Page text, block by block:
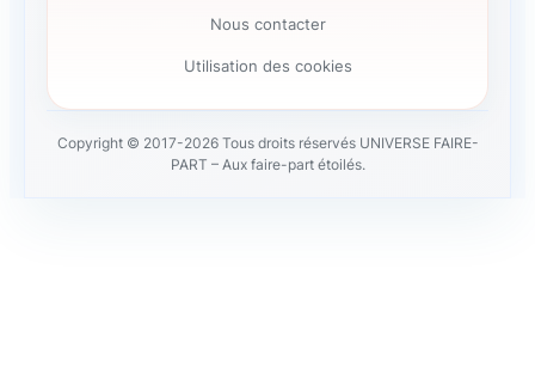
Nous contacter
Utilisation des cookies
Copyright © 2017-2026 Tous droits réservés UNIVERSE FAIRE-
PART – Aux faire-part étoilés.